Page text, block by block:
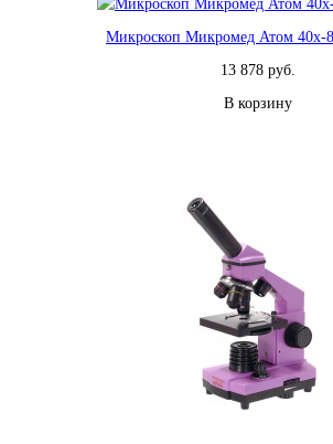
Микроскоп Микромед Атом 40x-
13 878 руб.
В корзину